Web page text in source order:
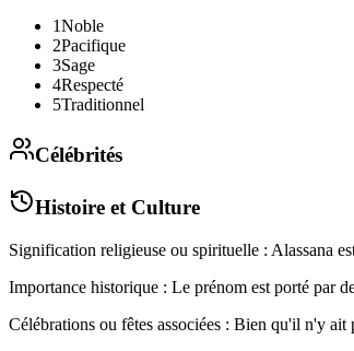
1Noble
2Pacifique
3Sage
4Respecté
5Traditionnel
Célébrités
Histoire et Culture
Signification religieuse ou spirituelle : Alassana
Importance historique : Le prénom est porté par
Célébrations ou fêtes associées : Bien qu'il n'y